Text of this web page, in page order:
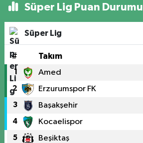
Süper Lig Puan Durumu
Süper Lig
# Takım
1 Amed
2 Erzurumspor FK
3 Başakşehir
4 Kocaelispor
5 Beşiktaş